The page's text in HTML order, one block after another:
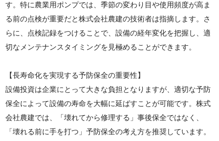
す。特に農業用ポンプでは、季節の変わり目や使用頻度が高ま
る前の点検が重要だと株式会社農建の技術者は指摘します。さ
らに、点検記録をつけることで、設備の経年変化を把握し、適
切なメンテナンスタイミングを見極めることができます。
【長寿命化を実現する予防保全の重要性】
設備投資は企業にとって大きな負担となりますが、適切な予防
保全によって設備の寿命を大幅に延ばすことが可能です。株式
会社農建では、「壊れてから修理する」事後保全ではなく、
「壊れる前に手を打つ」予防保全の考え方を推奨しています。